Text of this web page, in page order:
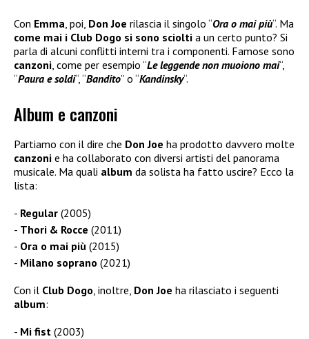
Con Emma, poi, Don Joe rilascia il singolo “Ora o mai più“. Ma
come mai i Club Dogo si sono sciolti a un certo punto? Si
parla di alcuni conflitti interni tra i componenti. Famose sono
canzoni, come per esempio “Le leggende non muoiono mai“,
“Paura e soldi“, “Bandito” o “Kandinsky“.
Album e canzoni
Partiamo con il dire che Don Joe ha prodotto davvero molte
canzoni e ha collaborato con diversi artisti del panorama
musicale. Ma quali album da solista ha fatto uscire? Ecco la
lista:
Regular (2005)
Thori & Rocce (2011)
Ora o mai più (2015)
Milano soprano (2021)
Con il Club Dogo , inoltre, Don Joe ha rilasciato i seguenti
album:
Mi fist (2003)